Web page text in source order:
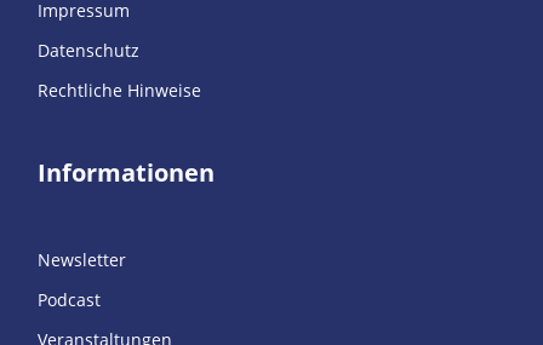
Impressum
Datenschutz
Rechtliche Hinweise
Informationen
Newsletter
Podcast
Veranstaltungen